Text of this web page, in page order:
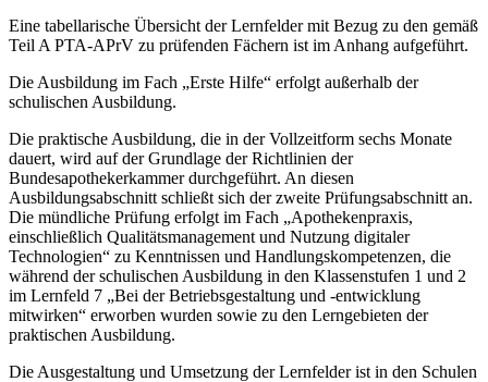
Eine tabellarische Übersicht der Lernfelder mit Bezug zu den gemäß
Teil A PTA-APrV zu prüfenden Fächern ist im Anhang aufgeführt.
Die Ausbildung im Fach „Erste Hilfe“ erfolgt außerhalb der
schulischen Ausbildung.
Die praktische Ausbildung, die in der Vollzeitform sechs Monate
dauert, wird auf der Grundlage der Richtlinien der
Bundesapothekerkammer durchgeführt. An diesen
Ausbildungsabschnitt schließt sich der zweite Prüfungsabschnitt an.
Die mündliche Prüfung erfolgt im Fach „Apothekenpraxis,
einschließlich Qualitäts­management und Nutzung digitaler
Technologien“ zu Kenntnissen und Handlungskompetenzen, die
während der schulischen Ausbildung in den Klassenstufen 1 und 2
im Lernfeld 7 „Bei der Betriebsgestaltung und -entwicklung
mitwirken“ erworben wurden sowie zu den Lerngebieten der
praktischen Ausbildung.
Die Ausgestaltung und Umsetzung der Lernfelder ist in den Schulen